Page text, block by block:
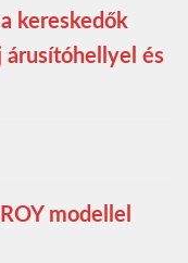
kereskedők
árusítóhellyel és
modellel